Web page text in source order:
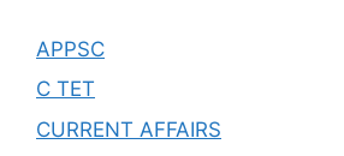
APPSC
C TET
CURRENT AFFAIRS